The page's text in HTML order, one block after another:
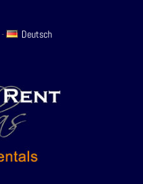
- Deutsch